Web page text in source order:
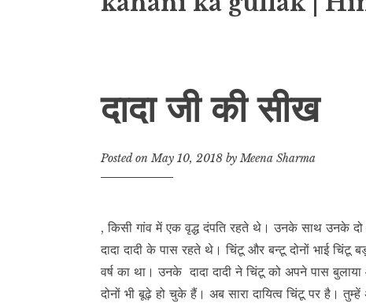
दादा जी की सीख
Posted onMay 10, 2018 byMeena Sharma
, किसी गांव में एक वृद्ध दंपति रहते थे। उनके साथ उनके
दादा दादी के पास रहते थे। चिंटू और बन्टू दोनों भाई
वर्ष का था। उनके दादा दादी ने चिंटू को अपने पास
दोनों भी बूढ़े हो चुके हैं। अब सारा दायित्व चिंटू पर है।